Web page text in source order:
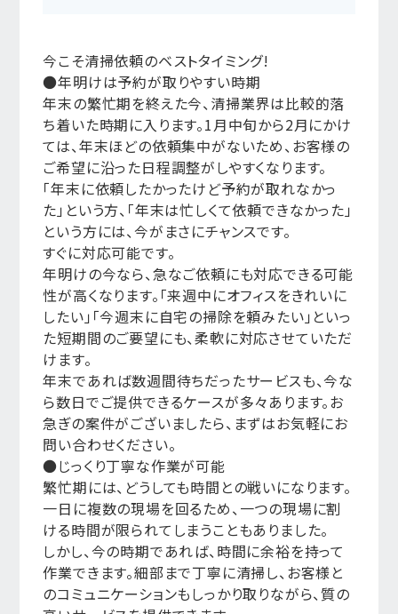
今こそ清掃依頼のベストタイミング!
●年明けは予約が取りやすい時期
年末の繁忙期を終えた今、清掃業界は比較的落
ち着いた時期に入ります。1月中旬から2月にかけ
ては、年末ほどの依頼集中がないため、お客様の
ご希望に沿った日程調整がしやすくなります。
「年末に依頼したかったけど予約が取れなかっ
た」という方、「年末は忙しくて依頼できなかった」
という方には、今がまさにチャンスです。
すぐに対応可能です。
年明けの今なら、急なご依頼にも対応できる可能
性が高くなります。「来週中にオフィスをきれいに
したい」「今週末に自宅の掃除を頼みたい」といっ
た短期間のご要望にも、柔軟に対応させていただ
けます。
年末であれば数週間待ちだったサービスも、今な
ら数日でご提供できるケースが多々あります。お
急ぎの案件がございましたら、まずはお気軽にお
問い合わせください。
●じっくり丁寧な作業が可能
繁忙期には、どうしても時間との戦いになります。
一日に複数の現場を回るため、一つの現場に割
ける時間が限られてしまうこともありました。
しかし、今の時期であれば、時間に余裕を持って
作業できます。細部まで丁寧に清掃し、お客様と
のコミュニケーションもしっかり取りながら、質の